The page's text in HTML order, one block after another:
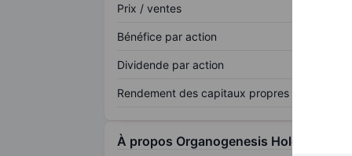
Prix / ventes
Bénéfice par action
Dividende par action
Rendement des capitaux propres
À propos Organogenesis Holdings Inc.